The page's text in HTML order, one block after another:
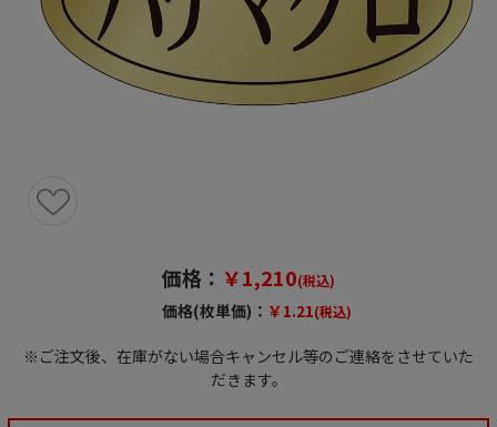
価格： ￥1,210(税込)
価格(枚単価)： ￥1.21(税込)
※ご注文後、在庫がない場合キャンセル等のご連絡をさせていた
だきます。